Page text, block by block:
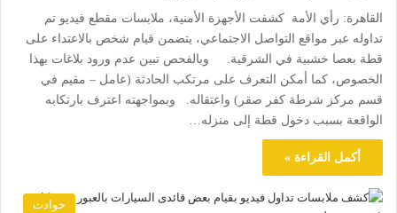
القاهرة: رأي الأمة كشفت الأجهزة الأمنية، ملابسات مقطع فيديو تم
تداوله عبر مواقع التواصل الاجتماعي، يتضمن قيام شخص بالاعتداء على
قطة بعصا خشبية في الشرقية. وبالفحص تبين عدم ورود بلاغات بهذا
الخصوص، كما أمكن التعرف على مرتكب الحادثة (عامل – مقيم في
قسم مركز شرطة كفر صقر) واعتقاله. وبمواجهته اعترف بارتكابه
الواقعة بسبب دخول قطة إلى منزله…
أكمل القراءة »
حوادث